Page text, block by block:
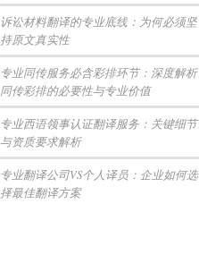
诉讼材料翻译的专业底线：为何必须坚
持原文真实性
专业同传服务必含彩排环节：深度解析
同传彩排的必要性与专业价值
专业西语领事认证翻译服务：关键细节
与资质要求解析
专业翻译公司VS个人译员：企业如何选
择最佳翻译方案